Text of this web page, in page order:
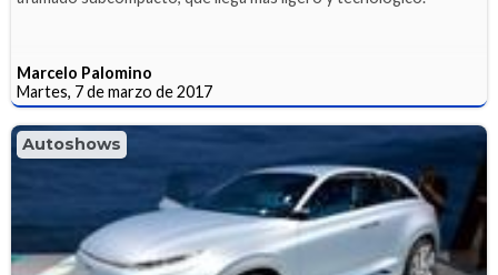
Marcelo Palomino
Martes, 7 de marzo de 2017
Autoshows